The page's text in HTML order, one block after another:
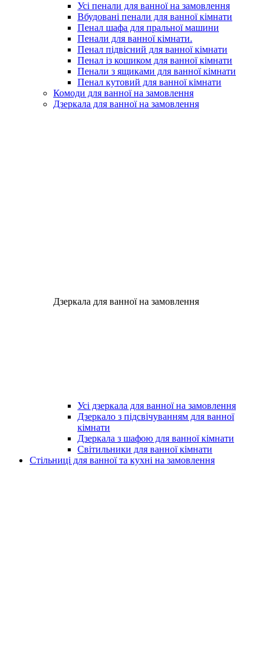
Усі пенали для ванної на замовлення
Вбудовані пенали для ванної кімнати
Пенал шафа для пральної машини
Пенали для ванної кімнати.
Пенал підвісний для ванної кімнати
Пенал із кошиком для ванної кімнати
Пенали з ящиками для ванної кімнати
Пенал кутовий для ванної кімнати
Комоди для ванної на замовлення
Дзеркала для ванної на замовлення
Дзеркала для ванної на замовлення
Усі дзеркала для ванної на замовлення
Дзеркало з підсвічуванням для ванної
кімнати
Дзеркала з шафою для ванної кімнати
Світильники для ванної кімнати
Стільниці для ванної та кухні на замовлення